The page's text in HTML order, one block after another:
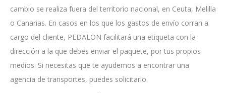
cambio se realiza fuera del territorio nacional, en Ceuta, Melilla
o Canarias. En casos en los que los gastos de envío corran a
cargo del cliente, PEDALON facilitará una etiqueta con la
dirección a la que debes enviar el paquete, por tus propios
medios. Si necesitas que te ayudemos a encontrar una
agencia de transportes, puedes solicitarlo.